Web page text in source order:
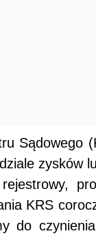
Sądowego
zysków
KRS
do